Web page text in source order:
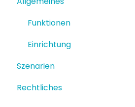
Funktionen
Einrichtung
Szenarien
Strukturiertes Szenario
Rechtliches